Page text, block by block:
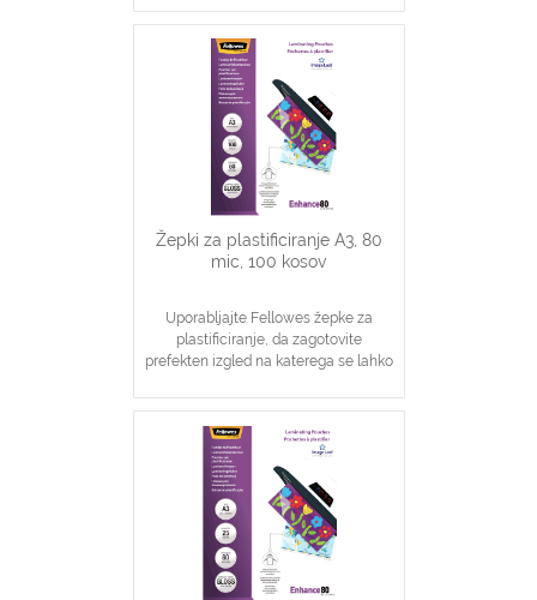
Idealno za obvestila, slike
Zagotavljanje osnovne zaščite
dokumentov
Žepki za plastificiranje A3, 80
mic, 100 kosov
Uporabljajte Fellowes žepke za
plastificiranje, da zagotovite
prefekten izgled na katerega se lahko
Idealno za obvestila, slike
Zagotavljanje osnovne zaščite
dokumentov